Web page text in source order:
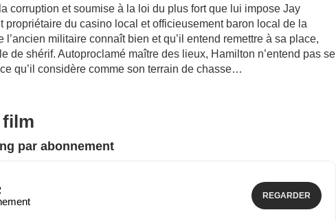
corruption et soumise à la loi du plus fort que lui impose Jay
propriétaire du casino local et officieusement baron local de la
l’ancien militaire connaît bien et qu’il entend remettre à sa place,
de shérif. Autoproclamé maître des lieux, Hamilton n’entend pas se
qu’il considère comme son terrain de chasse…
film
par abonnement
REGARDER